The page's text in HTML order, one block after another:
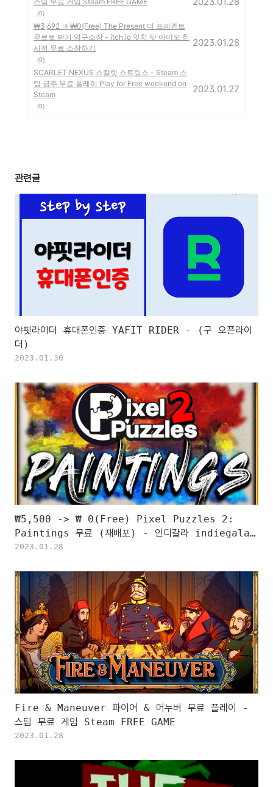
(0)
₩3,692 -> ₩0(Free) The Present 더 프레즌트
무료로 받기 영구소장 - itch.io 잇치 닷 아이오 한
시적 무료 소장하기
(0)
2023.01.28
SCARLET NEXUS 스칼렛 스트링스 - Steam 스
팀 금주 무료 플레이 Play for Free weekend on
Steam
(0)
2023.01.27
관련글
야핏라이더 휴대폰인증 YAFIT RIDER - (구 오픈라이
더)
2023.01.30
₩5,500 -> ₩ 0(Free) Pixel Puzzles 2:
Paintings 무료 (재배포) - 인디갈라 indiegala
무료 소장 기회 기간한정 indiegala FREE GAME,
2023.01.28
Fire & Maneuver 파이어 & 머누버 무료 플레이 -
스팀 무료 게임 Steam FREE GAME
2023.01.28